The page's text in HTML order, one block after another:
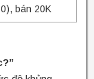
bán 20K